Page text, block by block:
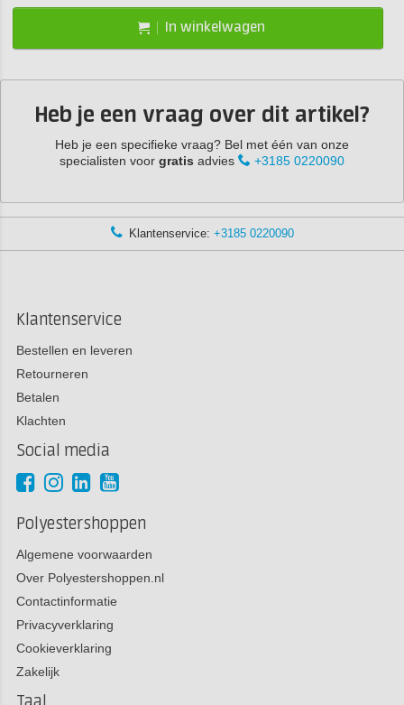
In winkelwagen
Heb je een vraag over dit artikel?
Heb je een specifieke vraag? Bel met één van onze
specialisten voor gratis advies +3185 0220090
Klantenservice: +3185 0220090
Klantenservice
Bestellen en leveren
Retourneren
Betalen
Klachten
Social media
Polyestershoppen
Algemene voorwaarden
Over Polyestershoppen.nl
Contactinformatie
Privacyverklaring
Cookieverklaring
Zakelijk